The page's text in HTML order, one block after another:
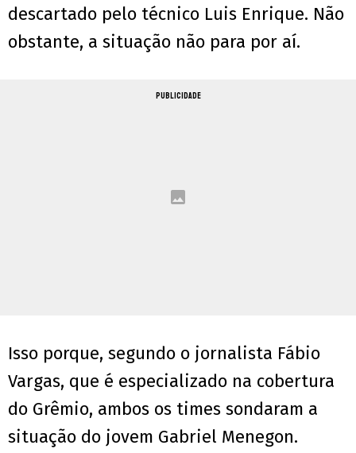
descartado pelo técnico Luis Enrique. Não
obstante, a situação não para por aí.
PUBLICIDADE
Isso porque, segundo o jornalista Fábio
Vargas, que é especializado na cobertura
do Grêmio, ambos os times sondaram a
situação do jovem Gabriel Menegon.